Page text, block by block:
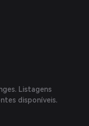
Listagens
disponíveis.